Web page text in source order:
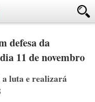
defesa da
11 de novembro
a luta e realizará